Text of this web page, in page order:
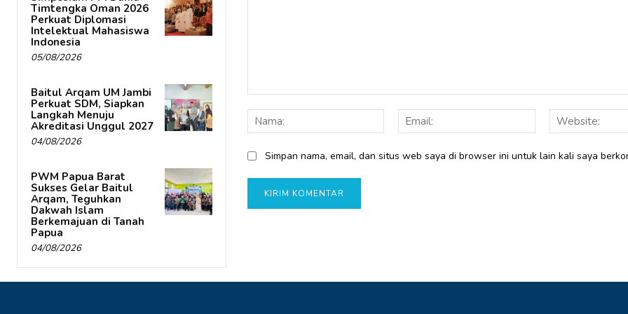
Timtengka Oman 2026
Perkuat Diplomasi
Intelektual Mahasiswa
Indonesia
05/08/2026
Baitul Arqam UM Jambi
Perkuat SDM, Siapkan
Langkah Menuju
Akreditasi Unggul 2027
04/08/2026
PWM Papua Barat
Sukses Gelar Baitul
Arqam, Teguhkan
Dakwah Islam
Berkemajuan di Tanah
Papua
04/08/2026
Nama:
Email:
Simpan nama, email, dan situs web saya di browser ini untuk lain kali saya